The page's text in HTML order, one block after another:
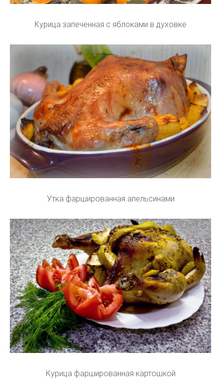
Курица запеченная с яблоками в духовке
Утка фаршированная апельсинами
Курица фаршированная картошкой